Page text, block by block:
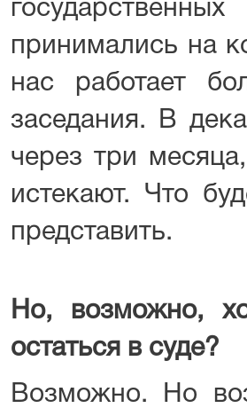
принимались на
нас работает
заседания. В
через три
истекают. Что
представить.
Но, возможно,
остаться в суде?
Возможно. Но